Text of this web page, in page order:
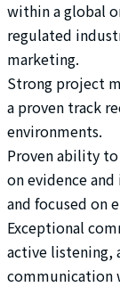
within a global
regulated
marketing.
Strong project
a proven track
environments.
Proven ability
on evidence
and focused on
Exceptional
active listening,
communication